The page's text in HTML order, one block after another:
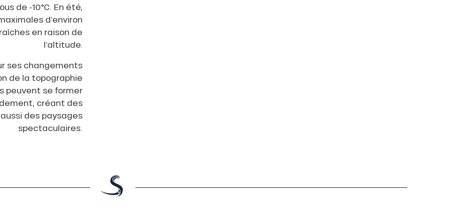
de -10°C. En été,
d’environ
en raison de
l’altitude.
ses changements
de la topographie
peuvent se former
créant des
des paysages
spectaculaires.